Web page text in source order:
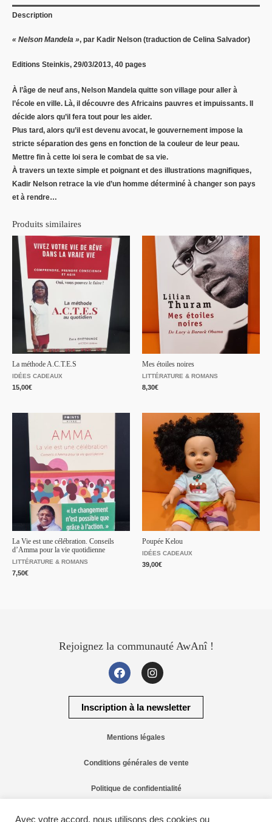
Description
« Nelson Mandela », par Kadir Nelson (traduction de Celina Salvador)
Editions Steinkis, 29/03/2013, 40 pages
À l’âge de neuf ans, Nelson Mandela quitte son village pour aller à
l’école en ville. Là, il découvre des Africains pauvres et impuissants. Il
décide alors qu’il fera tout pour les aider.
Plus tard, alors qu’il est devenu avocat, le gouvernement impose la
stricte séparation des gens en fonction de la couleur de leur peau.
Mettre fin à cette loi sera le combat de sa vie.
À travers un texte simple et poignant et des illustrations magnifiques,
Kadir Nelson retrace la vie d’un homme déterminé à changer son pays
et à rendre…
Produits similaires
La méthode A.C.T.E.S
IDÉES CADEAUX
15,00€
Mes étoiles noires
LITTÉRATURE & ROMANS
8,30€
La Vie est une célébration. Conseils
d’Amma pour la vie quotidienne
LITTÉRATURE & ROMANS
7,50€
Poupée Kelou
IDÉES CADEAUX
39,00€
Rejoignez la communauté AwAnî !
Inscription à la newsletter
Mentions légales
Conditions générales de vente
Politique de confidentialité
Contact
Avec votre accord, nous utilisons des cookies ou